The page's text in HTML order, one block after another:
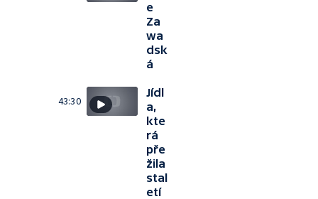
e
Za
wa
dsk
á
43:30
Jídl
a,
kte
rá
pře
žila
stal
etí